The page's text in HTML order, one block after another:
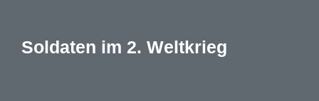
Soldaten im 2. Weltkrieg